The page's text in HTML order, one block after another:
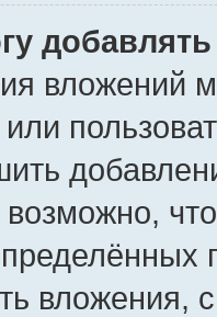
вложений
вложения,